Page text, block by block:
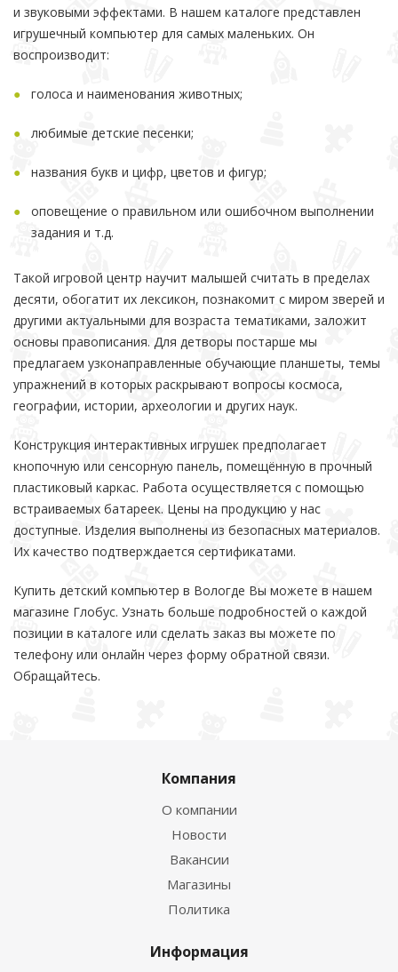
и звуковыми эффектами. В нашем каталоге представлен
игрушечный компьютер для самых маленьких. Он
воспроизводит:
голоса и наименования животных;
любимые детские песенки;
названия букв и цифр, цветов и фигур;
оповещение о правильном или ошибочном выполнении
задания и т.д.
Такой игровой центр научит малышей считать в пределах
десяти, обогатит их лексикон, познакомит с миром зверей и
другими актуальными для возраста тематиками, заложит
основы правописания. Для детворы постарше мы
предлагаем узконаправленные обучающие планшеты, темы
упражнений в которых раскрывают вопросы космоса,
географии, истории, археологии и других наук.
Конструкция интерактивных игрушек предполагает
кнопочную или сенсорную панель, помещённую в прочный
пластиковый каркас. Работа осуществляется с помощью
встраиваемых батареек. Цены на продукцию у нас
доступные. Изделия выполнены из безопасных материалов.
Их качество подтверждается сертификатами.
Купить детский компьютер в Вологде Вы можете в нашем
магазине Глобус. Узнать больше подробностей о каждой
позиции в каталоге или сделать заказ вы можете по
телефону или онлайн через форму обратной связи.
Обращайтесь.
Компания
О компании
Новости
Вакансии
Магазины
Политика
Информация